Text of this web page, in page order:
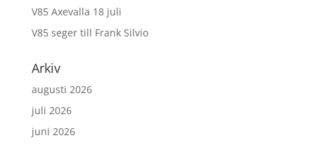
V85 Axevalla 18 juli
V85 seger till Frank Silvio
Arkiv
augusti 2026
juli 2026
juni 2026